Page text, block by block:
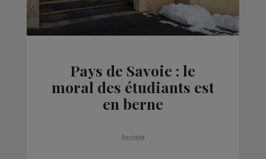
Pays de Savoie : le
moral des étudiants est
en berne
Société